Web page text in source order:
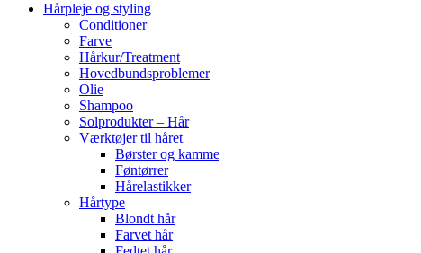
Hårpleje og styling
Conditioner
Farve
Hårkur/Treatment
Hovedbundsproblemer
Olie
Shampoo
Solprodukter – Hår
Værktøjer til håret
Børster og kamme
Føntørrer
Hårelastikker
Hårtype
Blondt hår
Farvet hår